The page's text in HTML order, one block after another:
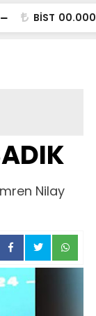
BİST 00.000
Nilay